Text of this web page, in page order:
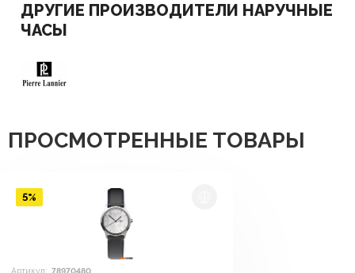
ДРУГИЕ ПРОИЗВОДИТЕЛИ НАРУЧНЫЕ
ЧАСЫ
ПРОСМОТРЕННЫЕ ТОВАРЫ
Артикул: 78970480
5%